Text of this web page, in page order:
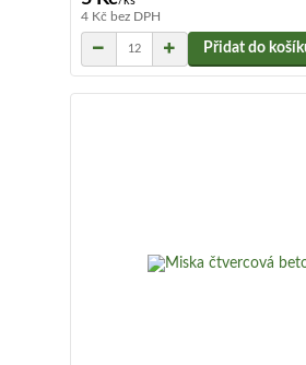
4 Kč bez DPH
Přidat do